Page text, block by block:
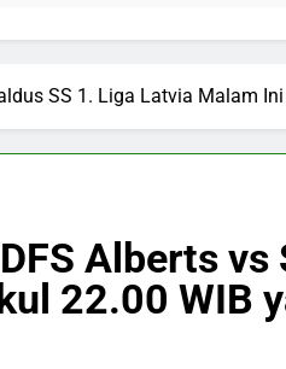
SS 1. Liga Latvia Malam
Alberts vs
22.00 WIB